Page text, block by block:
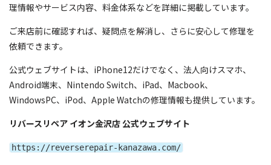
理情報やサービス内容、料金体系などを詳細に掲載しています。
ご来店前に確認すれば、疑問点を解消し、さらに安心して修理を
依頼できます。
公式ウェブサイトは、iPhone12だけでなく、法人向けスマホ、
Android端末、Nintendo Switch、iPad、Macbook、
WindowsPC、iPod、Apple Watchの修理情報も提供しています。
リバースリペア イオン金沢店 公式ウェブサイト
https://reverserepair-kanazawa.com/